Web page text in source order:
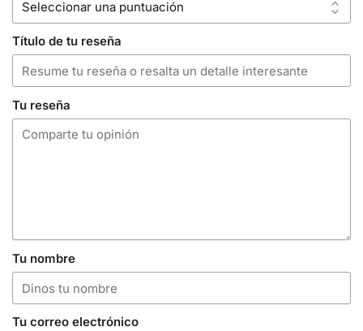
Título de tu reseña
Tu reseña
Tu nombre
Tu correo electrónico